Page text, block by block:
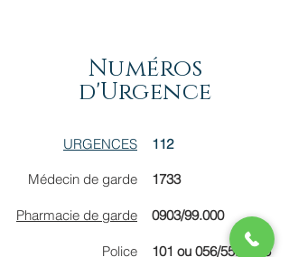
Numéros
d'Urgence
URGENCES
Médecin de garde
Pharmacie de garde
Police
112
1733
0903/99.000
101 ou 056/55.00.55